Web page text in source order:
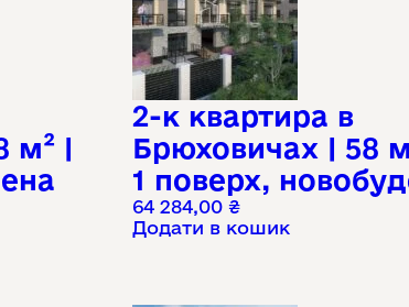
м² |
2-к квартира в
Брюховичах | 58
1 поверх,
64 284,00 ₴
Додати в кошик